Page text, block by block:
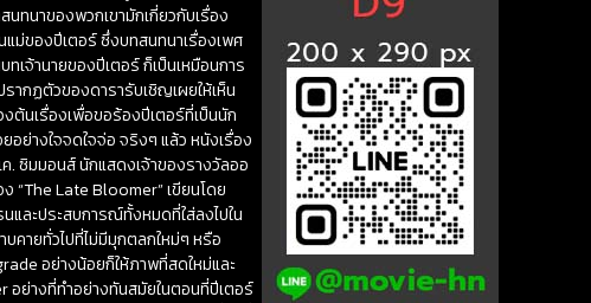
ทนาของพวกเขามักเกี่ยวกับเรื่อง
ม่ของปีเตอร์ ซึ่งบทสนทนาเรื่องเพศ
เจ้านายของปีเตอร์ ก็เป็นเหมือนการ
ากฏตัวของดารารับเชิญเผยให้เห็น
ต้นเรื่องเพื่อขอร้องปีเตอร์ที่เป็นนัก
ย่างใจจดใจจ่อ จริงๆ แล้ว หนังเรื่อง
. ซิมมอนส์ นักแสดงเจ้าของรางวัลออ
“The Late Bloomer” เขียนโดย
และประสบการณ์ทั้งหมดที่ใส่ลงไปใน
คายทั่วไปที่ไม่มีมุกตลกใหม่ๆ หรือ
อย่างน้อยก็ให้ภาพที่สดใหม่และ
อย่างที่ทำอย่างทันสมัยในตอนที่ปีเตอร์